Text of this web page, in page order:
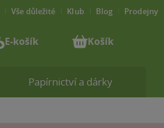
Papírnictví a dárky
Vše důležité Klub Blog Prodejny
E-košík Košík